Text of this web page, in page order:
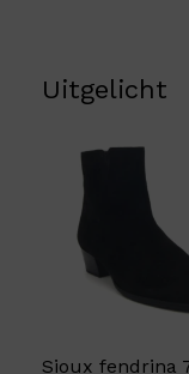
Uitgelicht
Sioux fendrina